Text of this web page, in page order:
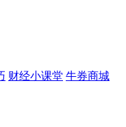
财经小课堂 牛券商城